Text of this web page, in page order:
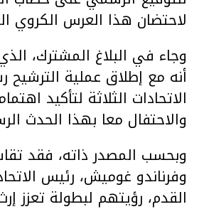
لاحتضان هذا العرس الكروي
وجاء في البلاغ المشترك،
أنه مع إطلاق عملية الترشيح
الاتحادات الثلاثة لتأكيد
والاحتفال معا بهذا الحدث
وبحسب المصدر ذاته، فقد
وفرناندو غوميش، رئيس
القدم، رؤيتهم لبطولة تعزز